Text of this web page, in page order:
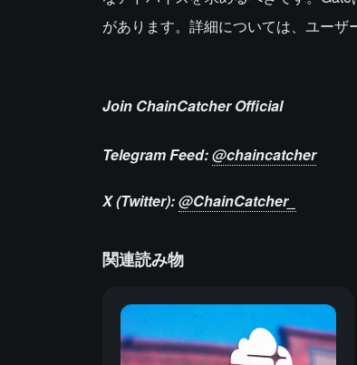
があります。詳細については、ユーザ
Join ChainCatcher Official
Telegram Feed:@chaincatcher
X (Twitter):@ChainCatcher_
関連読み物